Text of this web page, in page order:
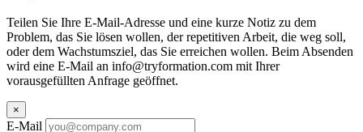
Teilen Sie Ihre E-Mail-Adresse und eine kurze Notiz zu dem
Problem, das Sie lösen wollen, der repetitiven Arbeit, die weg soll,
oder dem Wachstumsziel, das Sie erreichen wollen. Beim Absenden
wird eine E-Mail an info@tryformation.com mit Ihrer
vorausgefüllten Anfrage geöffnet.
×
E-Mail